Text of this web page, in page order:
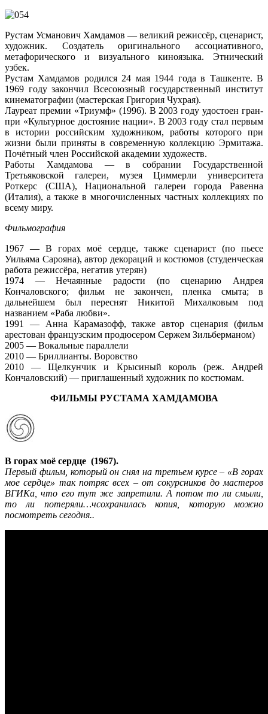
Рустам Усманович Хамдамов — великий режиссёр, сценарист,
художник. Создатель оригинального асcоциативного,
метафорического и визуального киноязыка. Этнический
узбек.
Рустам Хамдамов родился 24 мая 1944 года в Ташкенте. В
1969 году закончил Всесоюзный государственный институт
кинематографии (мастерская Григория Чухрая).
Лауреат премии «Триумф» (1996). В 2003 году удостоен гран-
при «Культурное достояние нации». В 2003 году стал первым
в истории российским художником, работы которого при
жизни были приняты в современную коллекцию Эрмитажа.
Почётный член Российской академии художеств.
Работы Хамдамова — в собрании Государственной
Третьяковской галереи, музея Циммерли университета
Роткерс (США), Национальной галереи города Равенна
(Италия), а также в многочисленных частных коллекциях по
всему миру.
Фильмография
1967 — В горах моё сердце, также сценарист (по пьесе
Уильяма Сарояна), автор декораций и костюмов (студенческая
работа режиссёра, негатив утерян)
1974 — Нечаянные радости (по сценарию Андрея
Кончаловского; фильм не закончен, пленка смыта; в
дальнейшем был переснят Никитой Михалковым под
названием «Раба любви».
1991 — Анна Карамазофф, также автор сценария (фильм
арестован французским продюсером Сержем Зильберманом)
2005 — Вокальные параллели
2010 — Бриллианты. Воровство
2010 — Щелкунчик и Крысиный король (реж. Андрей
Кончаловский) — приглашенный художник по костюмам.
ФИЛЬМЫ РУСТАМА ХАМДАМОВА
В горах моё сердце (1967).
Первый фильм, который он снял на третьем курсе – «В горах
мое сердце» так потряс всех – от сокурсников до мастеров
ВГИКа, что его тут же запретили. А потом то ли смыли,
то ли потеряли…чсохранилась копия, которую можно
посмотреть сегодня..